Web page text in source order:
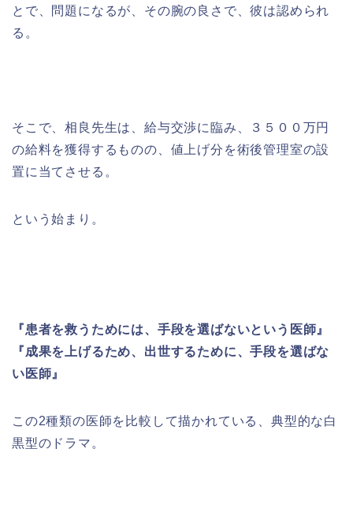
とで、問題になるが、その腕の良さで、彼は認められ
る。
そこで、相良先生は、給与交渉に臨み、３５００万円
の給料を獲得するものの、値上げ分を術後管理室の設
置に当てさせる。
という始まり。
『患者を救うためには、手段を選ばないという医師』
『成果を上げるため、出世するために、手段を選ばな
い医師』
この2種類の医師を比較して描かれている、典型的な白
黒型のドラマ。